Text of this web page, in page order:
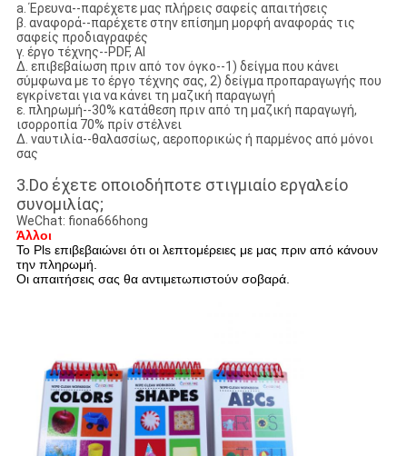
a. Έρευνα--παρέχετε μας πλήρεις σαφείς απαιτήσεις
β. αναφορά--παρέχετε στην επίσημη μορφή αναφοράς τις
σαφείς προδιαγραφές
γ. έργο τέχνης--PDF, AI
Δ. επιβεβαίωση πριν από τον όγκο--1) δείγμα που κάνει
σύμφωνα με το έργο τέχνης σας, 2) δείγμα προπαραγωγής που
εγκρίνεται για να κάνει τη μαζική παραγωγή
ε. πληρωμή--30% κατάθεση πριν από τη μαζική παραγωγή,
ισορροπία 70% πρίν στέλνει
Δ. ναυτιλία--θαλασσίως, αεροπορικώς ή παρμένος από μόνοι
σας
3.Do έχετε οποιοδήποτε στιγμιαίο εργαλείο
συνομιλίας;
WeChat: fiona666hong
Άλλοι
Το Pls επιβεβαιώνει ότι οι λεπτομέρειες με μας πριν από κάνουν
την πληρωμή.
Οι απαιτήσεις σας θα αντιμετωπιστούν σοβαρά.